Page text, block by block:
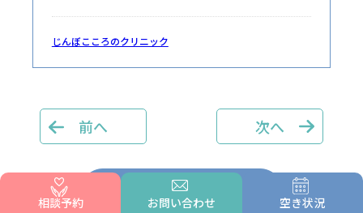
じんぼこころのクリニック
前へ 次へ
コラム一覧へ
相談予約 お問い合わせ 空き状況